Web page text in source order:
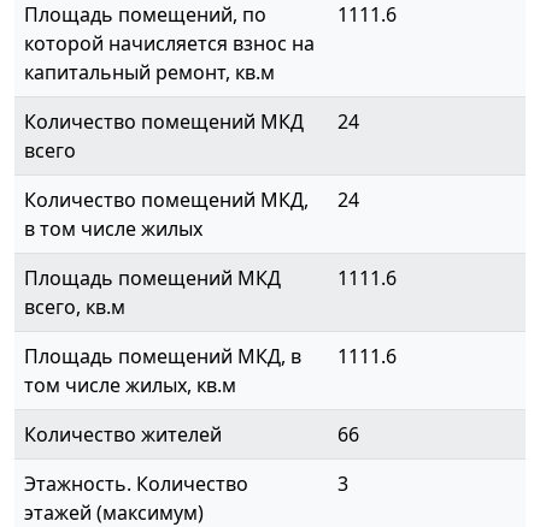
Площадь помещений, по
которой начисляется взнос на
капитальный ремонт, кв.м
1111.6
Количество помещений МКД
всего
24
Количество помещений МКД,
в том числе жилых
24
Площадь помещений МКД
всего, кв.м
1111.6
Площадь помещений МКД, в
том числе жилых, кв.м
1111.6
Количество жителей
66
Этажность. Количество
этажей (максимум)
3